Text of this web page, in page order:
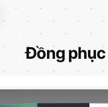
Đồng phục